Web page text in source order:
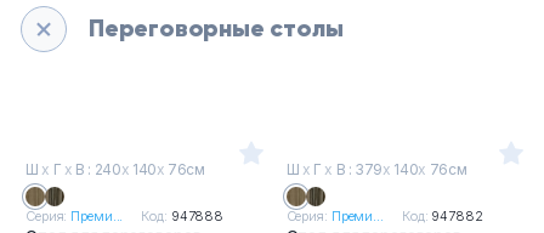
Переговорные столы
Ш х Г х В : 240х 140х 76см
Серия: Преми... Код: 947888
Ш х Г х В : 379х 140х 76см
Серия: Преми... Код: 947882